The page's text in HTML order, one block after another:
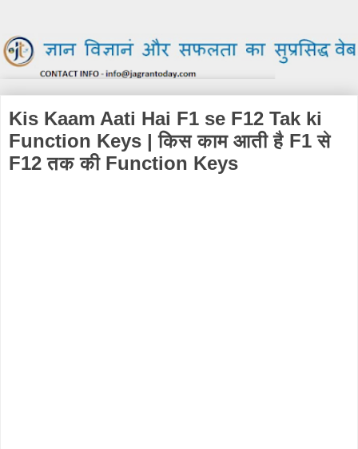
Kis Kaam Aati Hai F1 se F12 Tak ki
Function Keys | किस काम आती है F1 से
F12 तक की Function Keys